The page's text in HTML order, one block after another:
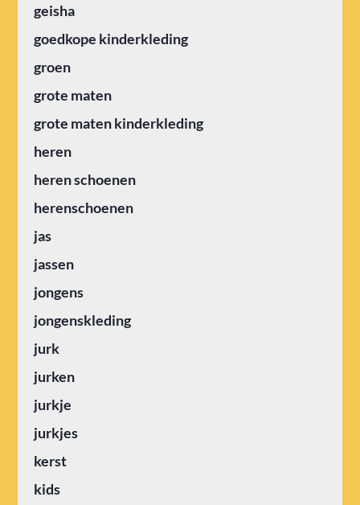
geisha
goedkope kinderkleding
groen
grote maten
grote maten kinderkleding
heren
heren schoenen
herenschoenen
jas
jassen
jongens
jongenskleding
jurk
jurken
jurkje
jurkjes
kerst
kids